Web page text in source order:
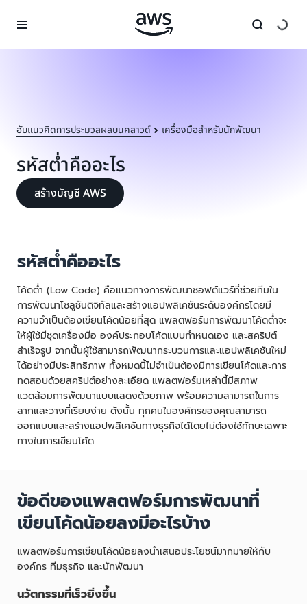
ฮับแนวคิดการประมวลผลบนคลาวด์ เครื่องมือสำหรับนักพัฒนา
รหัสต่ำคืออะไร
สร้างบัญชี AWS
รหัสต่ำคืออะไร
โค้ดต่ำ (Low Code) คือแนวทางการพัฒนาซอฟต์แวร์ที่ช่วยทีมใน
การพัฒนาโซลูชันดิจิทัลและสร้างแอปพลิเคชันระดับองค์กรโดยมี
ความจำเป็นต้องเขียนโค้ดน้อยที่สุด แพลตฟอร์มการพัฒนาโค้ดต่ำจะ
ให้ผู้ใช้มีชุดเครื่องมือ องค์ประกอบโค้ดแบบกำหนดเอง และสคริปต์
สำเร็จรูป จากนั้นผู้ใช้สามารถพัฒนากระบวนการและแอปพลิเคชันใหม่
ได้อย่างมีประสิทธิภาพ ทั้งหมดนี้ไม่จำเป็นต้องมีการเขียนโค้ดและการ
ทดสอบด้วยสคริปต์อย่างละเอียด แพลตฟอร์มเหล่านี้มีสภาพ
แวดล้อมการพัฒนาแบบแสดงด้วยภาพ พร้อมความสามารถในการ
ลากและวางที่เรียบง่าย ดังนั้น ทุกคนในองค์กรของคุณสามารถ
ออกแบบและสร้างแอปพลิเคชันทางธุรกิจได้โดยไม่ต้องใช้ทักษะเฉพาะ
ทางในการเขียนโค้ด
ข้อดีของแพลตฟอร์มการพัฒนาที่
เขียนโค้ดน้อยลงมีอะไรบ้าง
แพลตฟอร์มการเขียนโค้ดน้อยลงนำเสนอประโยชน์มากมายให้กับ
องค์กร ทีมธุรกิจ และนักพัฒนา
นวัตกรรมที่เร็วยิ่งขึ้น